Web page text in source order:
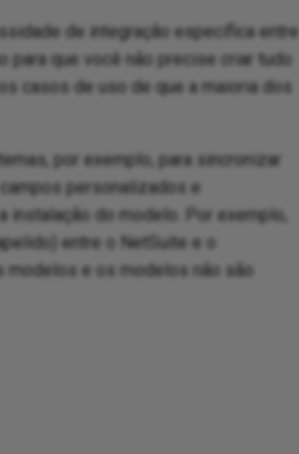
de integração específica entre
para que você não precise criar tudo
casos de uso de que a maioria dos
por exemplo, para sincronizar
personalizados e
do modelo. Por exemplo,
entre o NetSuite e o
modelos e os modelos não são